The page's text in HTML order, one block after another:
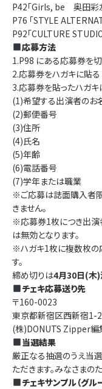
P42「Girls, be 奥田彩
P76 「STYLE
P92「CULTURE
応募方法
1.P98 にある応募券を
2.応募券をハガキに貼る
3.応募券を貼ったハガ
(1)希望する出演者のお
(2)郵便番号
(3)住所
(4)氏名
(5)年齢
(6)電話番号
(7)学年または職業
※ご応募は誌面購入者限
きません。
※応募券1枚につき出演
は無効となります。
※ハガキ1枚に複数枚の
す。
締め切りは4月30日(木
チェキ応募送り先
〒160-0023
東京都新宿区西新宿1-
(株)DONUTS Zipper編
当選結果
厳正なる抽選のうえ当
ただきます。みなさまの
チェキサンプル（グル